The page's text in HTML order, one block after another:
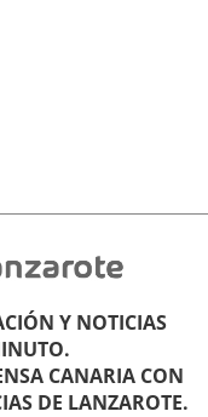
Y NOTICIAS
CANARIA CON
DE LANZAROTE.